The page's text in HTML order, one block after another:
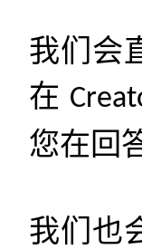
我们会
在
您在回
我们也